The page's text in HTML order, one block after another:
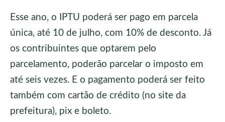
Esse ano, o IPTU poderá ser pago em parcela
única, até 10 de julho, com 10% de desconto. Já
os contribuintes que optarem pelo
parcelamento, poderão parcelar o imposto em
até seis vezes. E o pagamento poderá ser feito
também com cartão de crédito (no site da
prefeitura), pix e boleto.